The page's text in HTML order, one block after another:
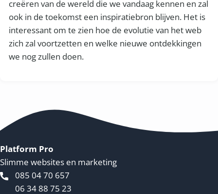
creëren van de wereld die we vandaag kennen en zal
ook in de toekomst een inspiratiebron blijven. Het is
interessant om te zien hoe de evolutie van het web
zich zal voortzetten en welke nieuwe ontdekkingen
we nog zullen doen.
Platform Pro
Slimme websites en marketing
085 04 70 657
06 34 88 75 23